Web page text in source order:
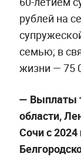
рублей на
семью; в
жизни — 75
— Выплаты
области,
Сочи с 2024